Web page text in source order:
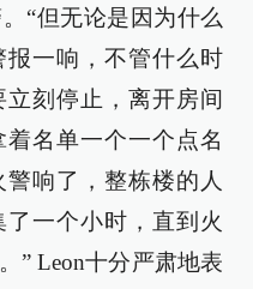
“但无论是因为什么
一响，不管什么时
刻停止，离开房间
名单一个一个点名
响了，整栋楼的人
一个小时，直到火
” Leon十分严肃地表